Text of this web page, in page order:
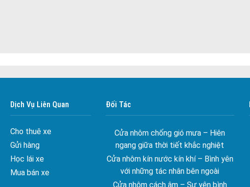
Dịch Vụ Liên Quan
Cho thuê xe
Gửi hàng
Học lái xe
Mua bán xe
Đối Tác
Đa dạng màu sắc cửa nhôm – Tối ưu
màu sắc Kiến Trúc
Cửa nhôm chống gió mưa – Hiên
ngang giữa thời tiết khắc nghiệt
Cửa nhôm kín nước kín khí – Bình yên
Cửa nhôm cách âm – Sự yên bình